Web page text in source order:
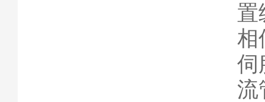
置
相
伺
流